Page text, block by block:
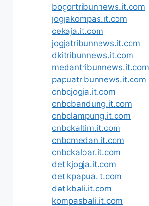
bogortribunnews.it.com
jogjakompas.it.com
cekaja.it.com
jogjatribunnews.it.com
dkitribunnews.it.com
medantribunnews.it.com
papuatribunnews.it.com
cnbcjogja.it.com
cnbcbandung.it.com
cnbclampung.it.com
cnbckaltim.it.com
cnbcmedan.it.com
cnbckalbar.it.com
detikjogja.it.com
detikpapua.it.com
detikbali.it.com
kompasbali.it.com